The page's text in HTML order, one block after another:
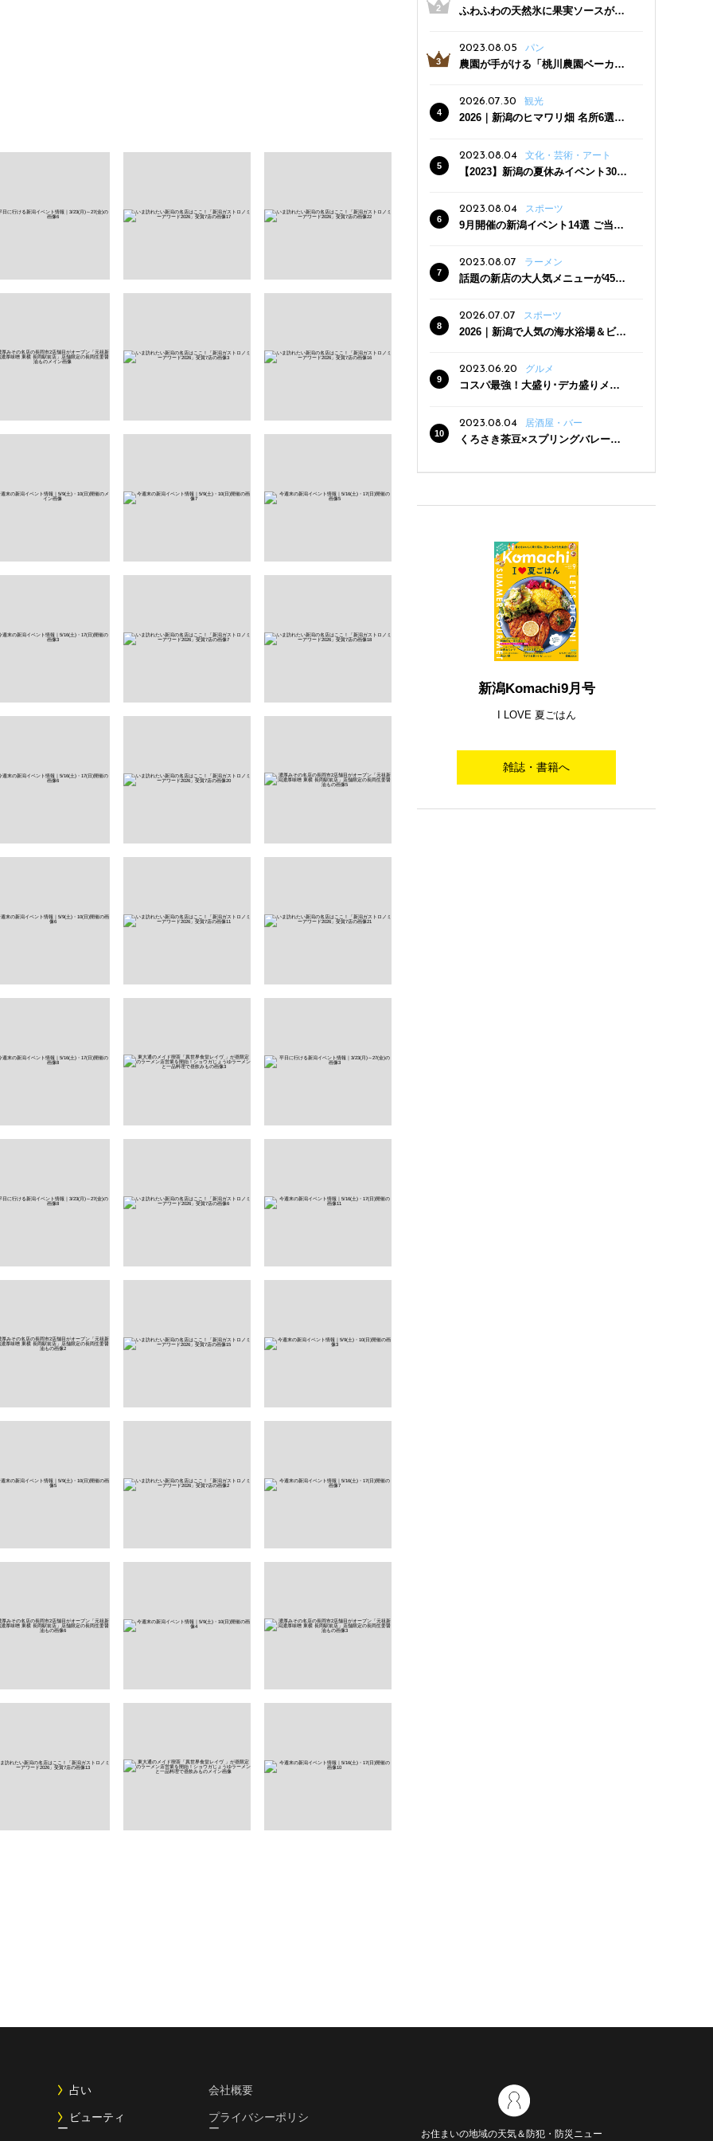
ふわふわの天然氷に果実ソースがた
三条駅近くにオープン
2023.08.05 パン
農園が手がける「桃川農園ベーカリ
った焼きたてパンのほか、ジェラー
トやスムージーも
2026.07.30 観光
2026｜新潟のヒマワリ畑 名所6選
2023.08.04
文化・芸術・アート
【2023】新潟の夏休みイベント30
2023.08.04
スポーツ
9月開催の新潟イベント14選 ご当地
2023.08.07 ラーメン
話題の新店の大人気メニューが450
クーポン登場
2026.07.07 スポーツ
2026｜新潟で人気の海水浴場＆ビー
2023.06.20
グルメ
コスパ最強！大盛り･デカ盛りメニ
2023.08.04
居酒屋・バー
くろさき茶豆×スプリングバレー豊
新潟Komachi9月号
I LOVE 夏ごはん
雑誌・書籍へ
占い
ビューティ
ー
会社概要
プライバシーポリシ
ー
お住まいの地域の天気＆防犯・防災ニュー